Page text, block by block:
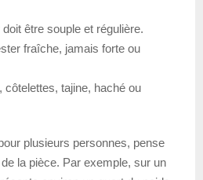
être souple et régulière.
fraîche, jamais forte ou
côtelettes, tajine, haché ou
plusieurs personnes, pense
la pièce. Par exemple, sur un